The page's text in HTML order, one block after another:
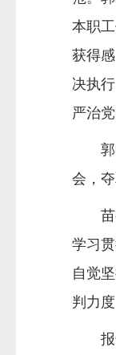
本职
获得
决执
严治
郭明
会，
苗有
学习
自觉
判力
报告